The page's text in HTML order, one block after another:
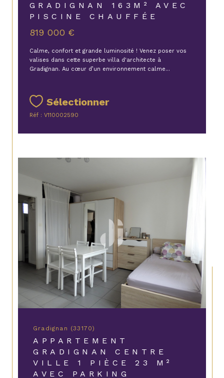
GRADIGNAN 163M² AVEC
PISCINE CHAUFFÉE
819 000 €
Calme, confort et grande luminosité ! Venez poser vos
valises dans cette superbe villa d'architecte à
Gradignan. Au cœur d’un environnement calme...
Sélectionner
Réf : V110002590
Gradignan (33170)
APPARTEMENT
GRADIGNAN CENTRE
VILLE 1 PIÈCE 23 M²
AVEC PARKING